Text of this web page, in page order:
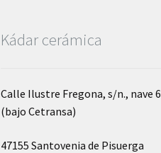
Kádar cerámica
Calle Ilustre Fregona, s/n., nave 6
(bajo Cetransa)
47155 Santovenia de Pisuerga